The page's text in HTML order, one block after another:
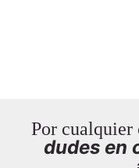
Por cualquier
dudes en